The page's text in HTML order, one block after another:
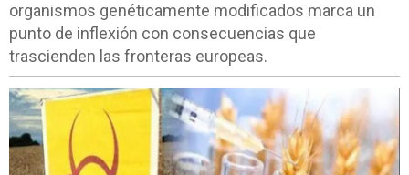
organismos genéticamente modificados marca un
punto de inflexión con consecuencias que
trascienden las fronteras europeas.